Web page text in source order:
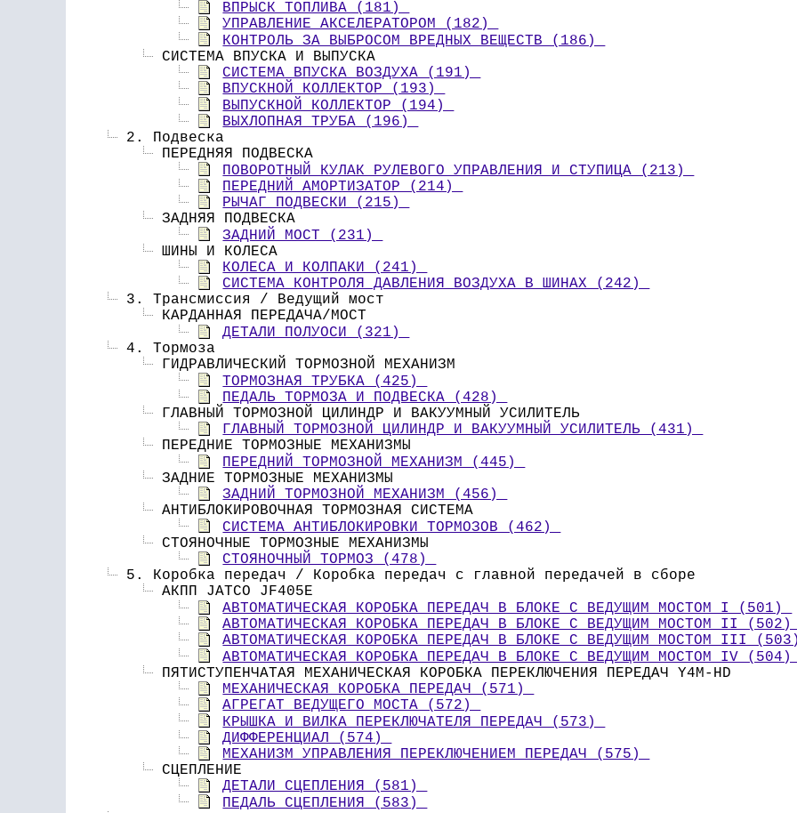
ВПРЫСК ТОПЛИВА (181)
УПРАВЛЕНИЕ АКСЕЛЕРАТОРОМ (182)
КОНТРОЛЬ ЗА ВЫБРОСОМ ВРЕДНЫХ ВЕЩЕСТВ (186)
СИСТЕМА ВПУСКА И ВЫПУСКА
СИСТЕМА ВПУСКА ВОЗДУХА (191)
ВПУСКНОЙ КОЛЛЕКТОР (193)
ВЫПУСКНОЙ КОЛЛЕКТОР (194)
ВЫХЛОПНАЯ ТРУБА (196)
2. Подвеска
ПЕРЕДНЯЯ ПОДВЕСКА
ПОВОРОТНЫЙ КУЛАК РУЛЕВОГО УПРАВЛЕНИЯ И СТУПИЦА (213)
ПЕРЕДНИЙ АМОРТИЗАТОР (214)
РЫЧАГ ПОДВЕСКИ (215)
ЗАДНЯЯ ПОДВЕСКА
ЗАДНИЙ МОСТ (231)
ШИНЫ И КОЛЕСА
КОЛЕСА И КОЛПАКИ (241)
СИСТЕМА КОНТРОЛЯ ДАВЛЕНИЯ ВОЗДУХА В ШИНАХ (242)
3. Трансмиссия / Ведущий мост
КАРДАННАЯ ПЕРЕДАЧА/МОСТ
ДЕТАЛИ ПОЛУОСИ (321)
4. Тормоза
ГИДРАВЛИЧЕСКИЙ ТОРМОЗНОЙ МЕХАНИЗМ
ТОРМОЗНАЯ ТРУБКА (425)
ПЕДАЛЬ ТОРМОЗА И ПОДВЕСКА (428)
ГЛАВНЫЙ ТОРМОЗНОЙ ЦИЛИНДР И ВАКУУМНЫЙ УСИЛИТЕЛЬ
ГЛАВНЫЙ ТОРМОЗНОЙ ЦИЛИНДР И ВАКУУМНЫЙ УСИЛИТЕЛЬ (431)
ПЕРЕДНИЕ ТОРМОЗНЫЕ МЕХАНИЗМЫ
ПЕРЕДНИЙ ТОРМОЗНОЙ МЕХАНИЗМ (445)
ЗАДНИЕ ТОРМОЗНЫЕ МЕХАНИЗМЫ
ЗАДНИЙ ТОРМОЗНОЙ МЕХАНИЗМ (456)
АНТИБЛОКИРОВОЧНАЯ ТОРМОЗНАЯ СИСТЕМА
СИСТЕМА АНТИБЛОКИРОВКИ ТОРМОЗОВ (462)
СТОЯНОЧНЫЕ ТОРМОЗНЫЕ МЕХАНИЗМЫ
СТОЯНОЧНЫЙ ТОРМОЗ (478)
5. Коробка передач / Коробка передач с главной передачей в сборе
АКПП JATCO JF405E
АВТОМАТИЧЕСКАЯ КОРОБКА ПЕРЕДАЧ В БЛОКЕ С ВЕДУЩИМ МОСТОМ I (501)
АВТОМАТИЧЕСКАЯ КОРОБКА ПЕРЕДАЧ В БЛОКЕ С ВЕДУЩИМ МОСТОМ II
АВТОМАТИЧЕСКАЯ КОРОБКА ПЕРЕДАЧ В БЛОКЕ С ВЕДУЩИМ МОСТОМ III
АВТОМАТИЧЕСКАЯ КОРОБКА ПЕРЕДАЧ В БЛОКЕ С ВЕДУЩИМ МОСТОМ IV
ПЯТИСТУПЕНЧАТАЯ МЕХАНИЧЕСКАЯ КОРОБКА ПЕРЕКЛЮЧЕНИЯ ПЕРЕДАЧ Y4M-HD
МЕХАНИЧЕСКАЯ КОРОБКА ПЕРЕДАЧ (571)
АГРЕГАТ ВЕДУЩЕГО МОСТА (572)
КРЫШКА И ВИЛКА ПЕРЕКЛЮЧАТЕЛЯ ПЕРЕДАЧ (573)
ДИФФЕРЕНЦИАЛ (574)
МЕХАНИЗМ УПРАВЛЕНИЯ ПЕРЕКЛЮЧЕНИЕМ ПЕРЕДАЧ (575)
СЦЕПЛЕНИЕ
ДЕТАЛИ СЦЕПЛЕНИЯ (581)
ПЕДАЛЬ СЦЕПЛЕНИЯ (583)